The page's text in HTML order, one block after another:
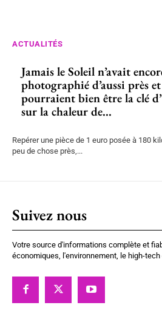
ACTUALITÉS
Jamais le Soleil n’avait
photographié d’aussi près
pourraient bien être la clé
sur la chaleur de...
Repérer une pièce de 1 euro posée à 180
peu de chose près,...
Suivez nous
Votre source d'informations complète et
économiques, l'environnement, le high-tech